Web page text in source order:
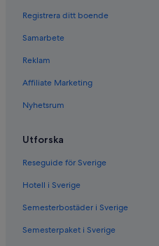
Registrera ditt boende
Samarbete
Reklam
Affiliate Marketing
Nyhetsrum
Utforska
Reseguide för Sverige
Hotell i Sverige
Semesterbostäder i Sverige
Semesterpaket i Sverige